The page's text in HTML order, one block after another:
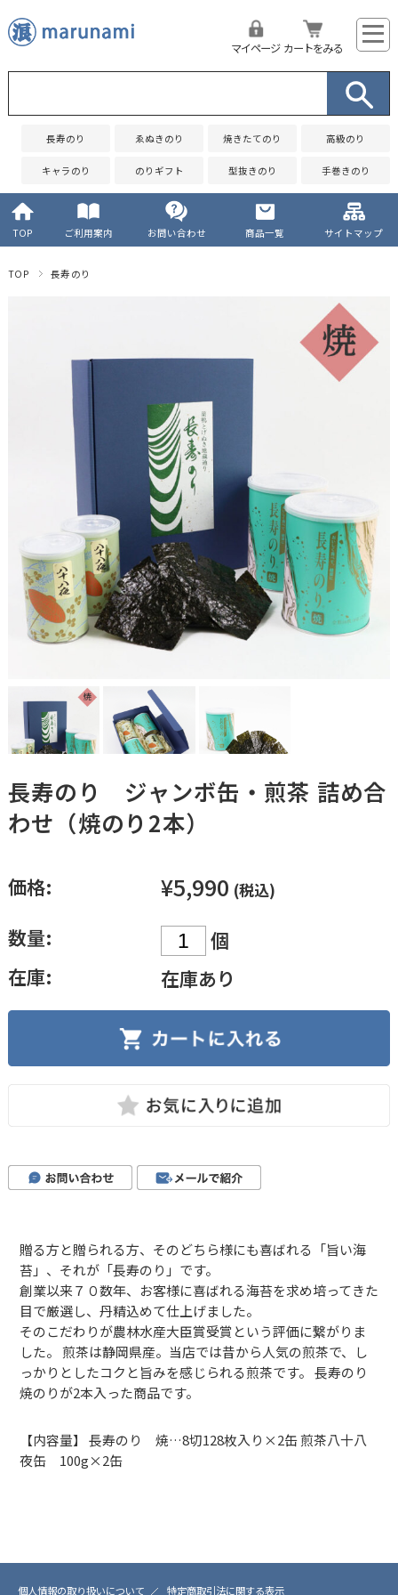
長寿のり ゑぬきのり 焼きたてのり 高級のり
キャラのり のりギフト 型抜きのり 手巻きのり
マイページ カートをみる
TOP ご利用案内 お問い合わせ 商品一覧 サイトマップ
TOP 長寿のり
長寿のり ジャンボ缶・煎茶 詰め合
わせ（焼のり2本）
価格: ¥5,990 (税込)
数量:
個
在庫:
在庫あり
贈る方と贈られる方、そのどちら様にも喜ばれる「旨い海
苔」、それが「長寿のり」です。
創業以来７０数年、お客様に喜ばれる海苔を求め培ってきた
目で厳選し、丹精込めて仕上げました。
そのこだわりが農林水産大臣賞受賞という評価に繋がりま
した。 煎茶は静岡県産。当店では昔から人気の煎茶で、し
っかりとしたコクと旨みを感じられる煎茶です。 長寿のり
焼のりが2本入った商品です。
【内容量】 長寿のり 焼…8切128枚入り×2缶 煎茶八十八
夜缶 100g×2缶
個人情報の取り扱いについて 特定商取引法に関する表示